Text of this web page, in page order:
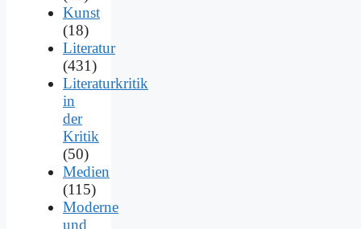
Kunst
(18)
Literatur
(431)
Literaturkritik
in
der
Kritik
(50)
Medien
(115)
Moderne
und